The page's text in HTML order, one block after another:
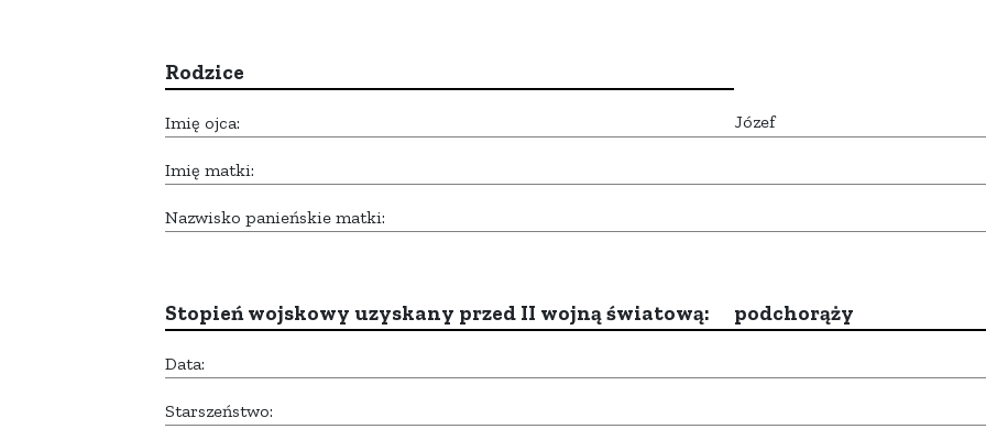
Rodzice
Imię ojca: Józef
Imię matki:
Nazwisko panieńskie matki:
Stopień wojskowy uzyskany przed II wojną światową: podchorąży
Data:
Starszeństwo: